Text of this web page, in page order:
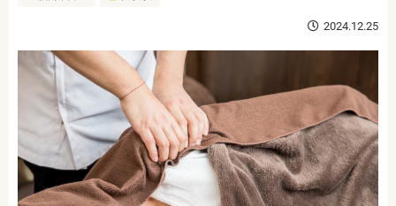
おでかけ
生活
2024.12.25